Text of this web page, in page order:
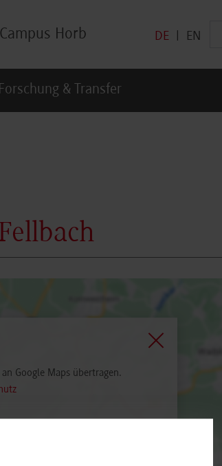
Campus Horb DE EN
Forschung & Transfer
Google Maps übertragen.